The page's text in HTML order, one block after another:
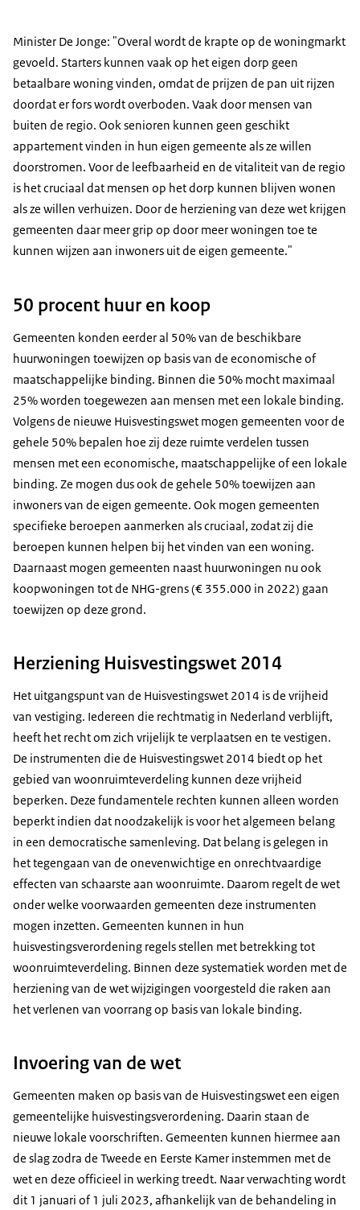
Minister De Jonge: "Overal wordt de krapte op de woningmarkt
gevoeld. Starters kunnen vaak op het eigen dorp geen
betaalbare woning vinden, omdat de prijzen de pan uit rijzen
doordat er fors wordt overboden. Vaak door mensen van
buiten de regio. Ook senioren kunnen geen geschikt
appartement vinden in hun eigen gemeente als ze willen
doorstromen. Voor de leefbaarheid en de vitaliteit van de regio
is het cruciaal dat mensen op het dorp kunnen blijven wonen
als ze willen verhuizen. Door de herziening van deze wet krijgen
gemeenten daar meer grip op door meer woningen toe te
kunnen wijzen aan inwoners uit de eigen gemeente."
50 procent huur en koop
Gemeenten konden eerder al 50% van de beschikbare
huurwoningen toewijzen op basis van de economische of
maatschappelijke binding. Binnen die 50% mocht maximaal
25% worden toegewezen aan mensen met een lokale binding.
Volgens de nieuwe Huisvestingswet mogen gemeenten voor de
gehele 50% bepalen hoe zij deze ruimte verdelen tussen
mensen met een economische, maatschappelijke of een lokale
binding. Ze mogen dus ook de gehele 50% toewijzen aan
inwoners van de eigen gemeente. Ook mogen gemeenten
specifieke beroepen aanmerken als cruciaal, zodat zij die
beroepen kunnen helpen bij het vinden van een woning.
Daarnaast mogen gemeenten naast huurwoningen nu ook
koopwoningen tot de NHG-grens (€ 355.000 in 2022) gaan
toewijzen op deze grond.
Herziening Huisvestingswet 2014
Het uitgangspunt van de Huisvestingswet 2014 is de vrijheid
van vestiging. Iedereen die rechtmatig in Nederland verblijft,
heeft het recht om zich vrijelijk te verplaatsen en te vestigen.
De instrumenten die de Huisvestingswet 2014 biedt op het
gebied van woonruimteverdeling kunnen deze vrijheid
beperken. Deze fundamentele rechten kunnen alleen worden
beperkt indien dat noodzakelijk is voor het algemeen belang
in een democratische samenleving. Dat belang is gelegen in
het tegengaan van de onevenwichtige en onrechtvaardige
effecten van schaarste aan woonruimte. Daarom regelt de wet
onder welke voorwaarden gemeenten deze instrumenten
mogen inzetten. Gemeenten kunnen in hun
huisvestingsverordening regels stellen met betrekking tot
woonruimteverdeling. Binnen deze systematiek worden met de
herziening van de wet wijzigingen voorgesteld die raken aan
het verlenen van voorrang op basis van lokale binding.
Invoering van de wet
Gemeenten maken op basis van de Huisvestingswet een eigen
gemeentelijke huisvestingsverordening. Daarin staan de
nieuwe lokale voorschriften. Gemeenten kunnen hiermee aan
de slag zodra de Tweede en Eerste Kamer instemmen met de
wet en deze officieel in werking treedt. Naar verwachting wordt
dit 1 januari of 1 juli 2023, afhankelijk van de behandeling in